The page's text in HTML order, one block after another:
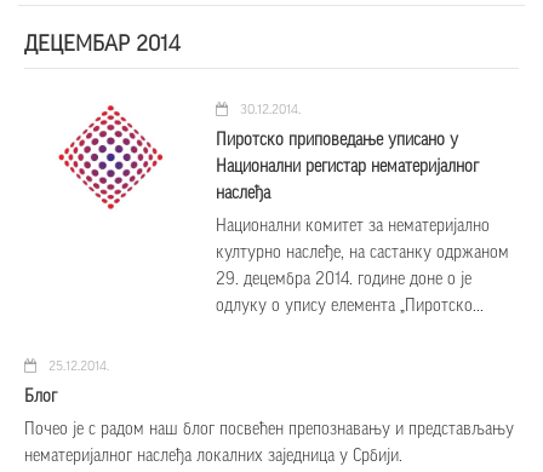
ДЕЦЕМБАР 2014
30.12.2014.
Пиротско приповедање уписано у
Национални регистар нематеријалног
наслеђа
Национални комитет за нематеријално
културно наслеђе, на састанку одржаном
29. децембра 2014. године доне о је
одлуку о упису елемента „Пирoтскo...
25.12.2014.
Блог
Почео је с радом наш блог посвећен препознавању и представљању
нематеријалног наслеђа локалних заједница у Србији.